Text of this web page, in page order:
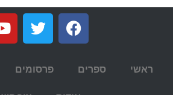
ראשי ספרים פרסומים